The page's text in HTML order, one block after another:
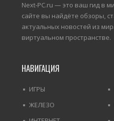
Next-PC.ru — это ваш гид в
сайте вы найдёте обзоры,
актуальных новостей из
виртуальном пространстве.
НАВИГАЦИЯ
ИГРЫ
ЖЕЛЕЗО